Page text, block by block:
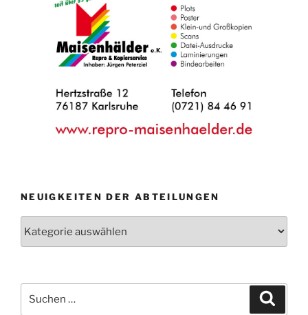
NEUIGKEITEN DER ABTEILUNGEN
nach: